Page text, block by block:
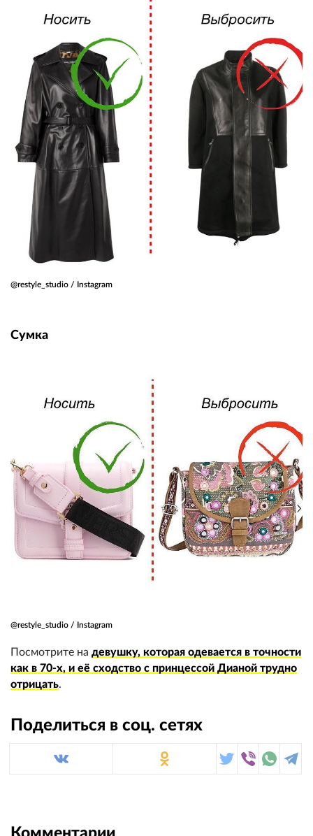
@restyle_studio / Instagram
Сумка
@restyle_studio / Instagram
Посмотрите на девушку, которая одевается в точности
как в 70-х, и её сходство с принцессой Дианой трудно
отрицать.
Поделиться в соц. сетях